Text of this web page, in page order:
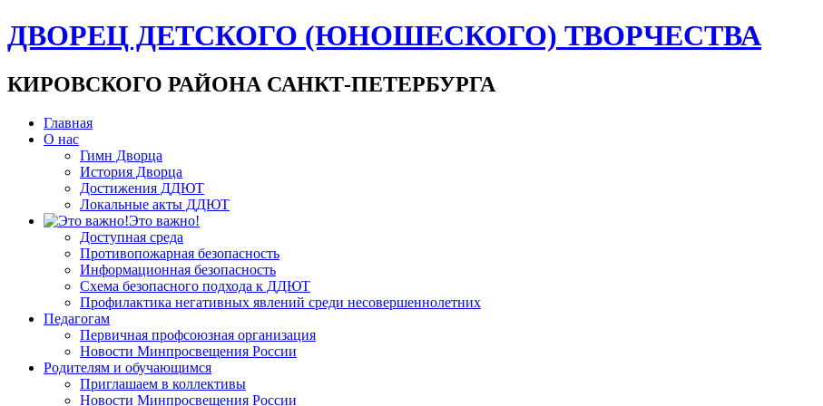
ДВОРЕЦ ДЕТСКОГО (ЮНОШЕСКОГО) ТВОРЧЕСТВА
КИРОВСКОГО РАЙОНА САНКТ-ПЕТЕРБУРГА
Главная
О нас
Гимн Дворца
История Дворца
Достижения ДДЮТ
Локальные акты ДДЮТ
Это важно!
Доступная среда
Противопожарная безопасность
Информационная безопасность
Схема безопасного подхода к ДДЮТ
Профилактика негативных явлений среди несовершеннолетних
Педагогам
Первичная профсоюзная организация
Новости Минпросвещения России
Родителям и обучающимся
Приглашаем в коллективы
Новости Минпросвещения России